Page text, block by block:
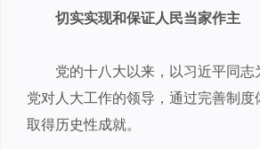
切实实现和保证人民当家作主
党的十八大以来，以习近平同
党对人大工作的领导，通过完善制
取得历史性成就。